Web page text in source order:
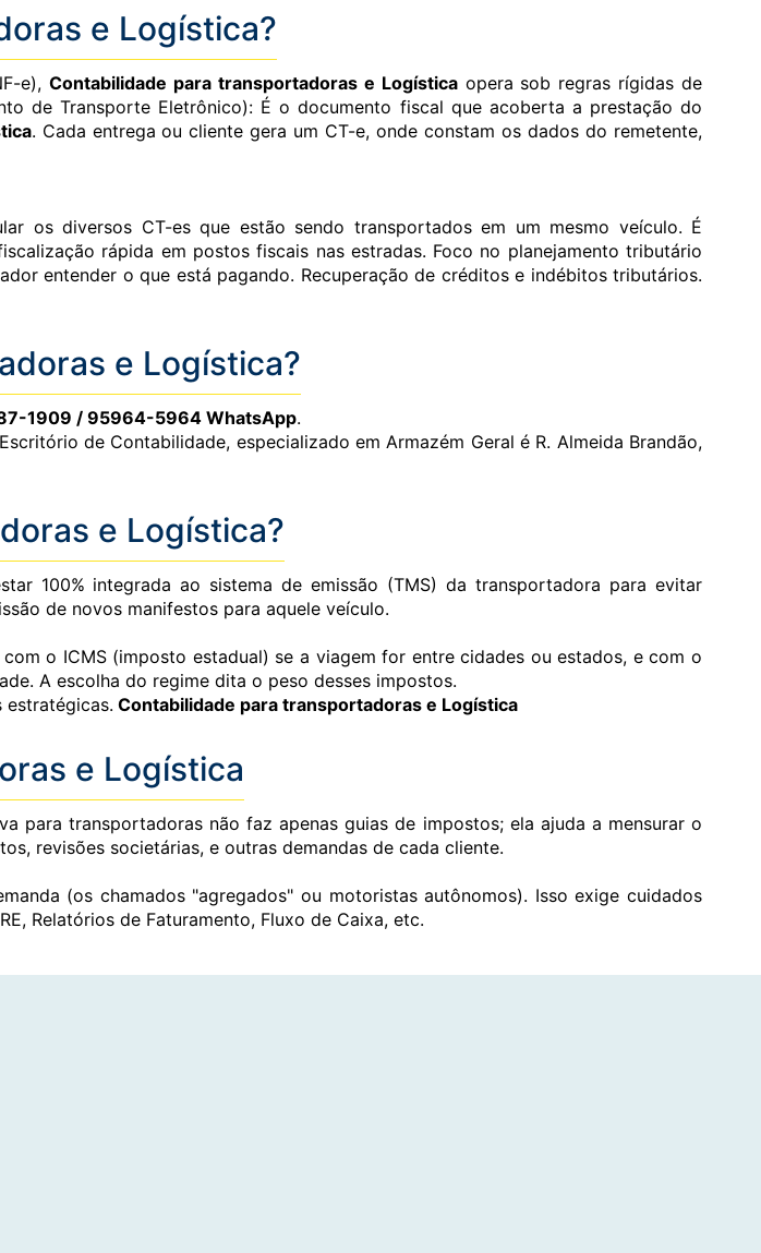
e Logística?
e),Contabilidade para transportadoras e Logísticaopera sob regras rígidas de
de Transporte Eletrônico): É o documento fiscal que acoberta a prestação do
. Cada entrega ou cliente gera um CT-e, onde constam os dados do remetente,
os diversos CT-es que estão sendo transportados em um mesmo veículo. É
rápida em postos fiscais nas estradas. Foco no planejamento tributário
entender o que está pagando. Recuperação de créditos e indébitos tributários.
e Logística?
1909 / 95964-5964 WhatsApp.
de Contabilidade, especializado em Armazém Geral é R. Almeida Brandão,
e Logística?
100% integrada ao sistema de emissão (TMS) da transportadora para evitar
de novos manifestos para aquele veículo.
o ICMS (imposto estadual) se a viagem for entre cidades ou estados, e com o
A escolha do regime dita o peso desses impostos.
estratégicas. Contabilidade para transportadoras e Logística
e Logística
para transportadoras não faz apenas guias de impostos; ela ajuda a mensurar o
revisões societárias, e outras demandas de cada cliente.
(os chamados "agregados" ou motoristas autônomos). Isso exige cuidados
Relatórios de Faturamento, Fluxo de Caixa, etc.